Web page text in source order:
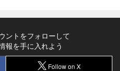
ントをフォローして
報を手に入れよう
Follow on X